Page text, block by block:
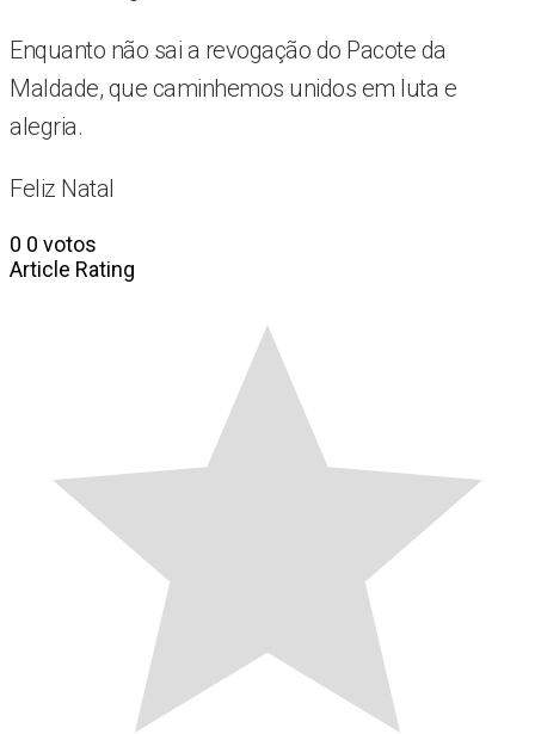
Enquanto não sai a revogação do Pacote da
Maldade, que caminhemos unidos em luta e
alegria.
Feliz Natal
0 0 votos
Article Rating